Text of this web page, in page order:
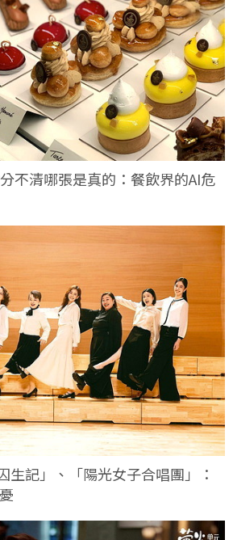
不清哪張是真的：餐飲界的AI危
生記」、「陽光女子合唱團」：